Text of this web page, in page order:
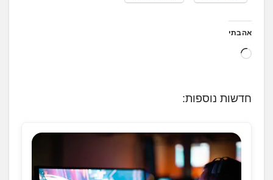
אהבתי
ט
.
.
חדשות נוספות: